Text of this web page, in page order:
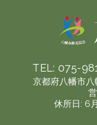
TEL:075-
京都府八幡市八
休所日: 6